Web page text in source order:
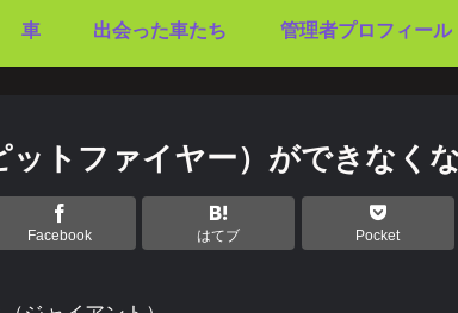
車 出会った車たち 管理者プロフィール
ットファイヤー）ができなく
Facebook はてブ Pocket